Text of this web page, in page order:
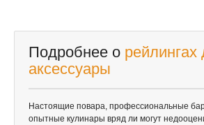
Подробнее о рейлингах
аксессуары
Настоящие повара, профессиональные
опытные кулинары вряд ли могут